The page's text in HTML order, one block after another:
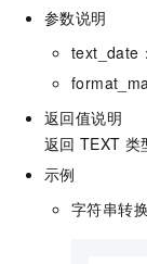
参数说明
text_date
返回值说明
返回 TEXT 类
示例
字符串转